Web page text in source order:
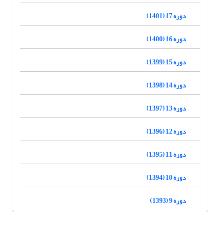
دوره 17 (1401)
دوره 16 (1400)
دوره 15 (1399)
دوره 14 (1398)
دوره 13 (1397)
دوره 12 (1396)
دوره 11 (1395)
دوره 10 (1394)
دوره 9 (1393)